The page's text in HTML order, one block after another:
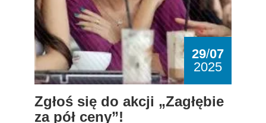
29/07
2025
Zgłoś się do akcji „Zagłębie
za pół ceny”!